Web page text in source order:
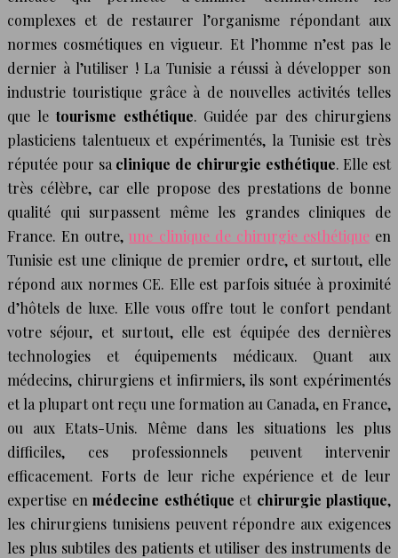
complexes et de restaurer l’organisme répondant aux
normes cosmétiques en vigueur. Et l’homme n’est pas le
dernier à l’utiliser ! La Tunisie a réussi à développer son
industrie touristique grâce à de nouvelles activités telles
que le tourisme esthétique. Guidée par des chirurgiens
plasticiens talentueux et expérimentés, la Tunisie est très
réputée pour sa clinique de chirurgie esthétique. Elle est
très célèbre, car elle propose des prestations de bonne
qualité qui surpassent même les grandes cliniques de
France. En outre,une clinique de chirurgie esthétiqueen
Tunisie est une clinique de premier ordre, et surtout, elle
répond aux normes CE. Elle est parfois située à proximité
d’hôtels de luxe. Elle vous offre tout le confort pendant
votre séjour, et surtout, elle est équipée des dernières
technologies et équipements médicaux. Quant aux
médecins, chirurgiens et infirmiers, ils sont expérimentés
et la plupart ont reçu une formation au Canada, en France,
ou aux Etats-Unis. Même dans les situations les plus
difficiles, ces professionnels peuvent intervenir
efficacement. Forts de leur riche expérience et de leur
expertise en médecine esthétique et chirurgie plastique,
les chirurgiens tunisiens peuvent répondre aux exigences
les plus subtiles des patients et utiliser des instruments de